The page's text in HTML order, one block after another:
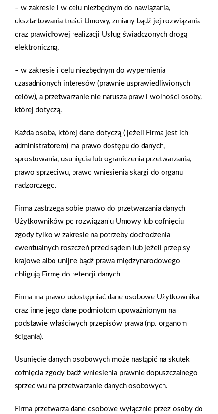
nutkę indywidualizmu. Elewacja odporna na uszkodzenia Warto
pamiętać, że oprócz funkcji estetycznej, fasada pełni również
rolę ochronną przed działaniem czynników zewnętrznych.
Nowoczesne tynki dekoracyjne dają jednak nie tylko ciekawy
i odpornością na czynniki atmosferyczne, takie jak opady czy
promieniowanie UV. Niewątpliwym atutem oferty jest łatwość
jej użycia w praktyce. Tę przydatną cechę producent uzyskuje
dzięki doświadczeniu, wsłuchiwaniu się w opinię praktyków –
i to zarówno profesjonalistów, jak i hobbystów, a także
zastosowaniu, nadających wyjątkowej elastyczności
wypełniaczy mineralnych. W rękach fachowca, ale także
amatora efekt pracy z produktami BOLIX zamieni się w małe
dzieło sztuki, które niewątpliwie zostanie docenione przez
wysublimowanej i efektownej stylistyki produktów z linii
BOLIX SYSTEM DESIGN COLLECTION dochodzą tak istotne
z punktu widzenia użytkownika elementy jak: wysoki
współczynnik odporności na warunki atmosferyczne,
promieniowanie słoneczne, wilgoć oraz uszkodzenia
mechaniczne, a także wzmocnioną ochronę na powstawanie
szeroka gama dostępnych produktów o uznanej na rynku
jakości, ciekawa estetyka i łatwość w użyciu, a także
wszechstronność zastosowań, to niewątpliwe zalety
dekoracyjnej propozycji BOLIX. Tych, którzy już mieli z nimi
sposób zweryfikować te informacje, po prostu korzystając
z bogatej oferty producenta. Zdj. 2. Tynki i panele ozdobne z
oferty BOLIX DESIGN COLLECTION charakteryzują się
mnogością możliwości niebanalnych wzorów imitujących, np.
– w zakresie i w celu niezbędnym do nawiązania,
ukształtowania treści Umowy, zmiany bądź jej rozwiązania
oraz prawidłowej realizacji Usług świadczonych drogą
elektroniczną,
– w zakresie i celu niezbędnym do wypełnienia
uzasadnionych interesów (prawnie usprawiedliwionych
celów), a przetwarzanie nie narusza praw i wolności osoby,
której dotyczą.
Każda osoba, której dane dotyczą ( jeżeli Firma jest ich
administratorem) ma prawo dostępu do danych,
sprostowania, usunięcia lub ograniczenia przetwarzania,
prawo sprzeciwu, prawo wniesienia skargi do organu
nadzorczego.
Firma zastrzega sobie prawo do przetwarzania danych
Użytkowników po rozwiązaniu Umowy lub cofnięciu
zgody tylko w zakresie na potrzeby dochodzenia
ewentualnych roszczeń przed sądem lub jeżeli przepisy
krajowe albo unijne bądź prawa międzynarodowego
obligują Firmę do retencji danych.
Firma ma prawo udostępniać dane osobowe Użytkownika
oraz inne jego dane podmiotom upoważnionym na
podstawie właściwych przepisów prawa (np. organom
ścigania).
Usunięcie danych osobowych może nastąpić na skutek
cofnięcia zgody bądź wniesienia prawnie dopuszczalnego
sprzeciwu na przetwarzanie danych osobowych.
Firma przetwarza dane osobowe wyłącznie przez osoby do